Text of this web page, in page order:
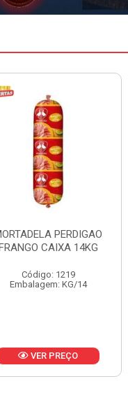
SALSICHA HOT DOG
PERDIGAO CX 20KG
Código: 1225
Embalagem: KG/5
VER PREÇO